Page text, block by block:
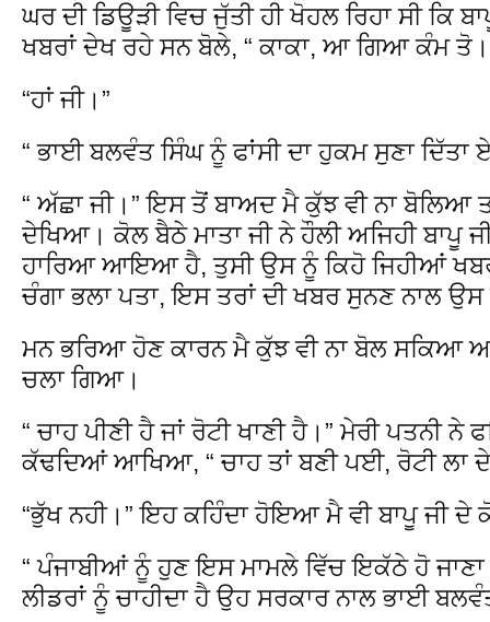
ਘਰ ਦੀ ਡਿਊੜੀ ਵਿਚ ਜੁੱਤੀ ਹੀ ਖੋਹਲ ਰਿਹਾ ਸੀ ਕਿ
ਖਬਰਾਂ ਦੇਖ ਰਹੇ ਸਨ ਬੋਲੇ, “ ਕਾਕਾ, ਆ ਗਿਆ ਕੰਮ
“ਹਾਂ ਜੀ।”
“ ਭਾਈ ਬਲਵੰਤ ਸਿੰਘ ਨੂੰ ਫਾਂਸੀ ਦਾ ਹੁਕਮ ਸੁਣਾ ਦਿੱਤਾ
“ ਅੱਛਾ ਜੀ।” ਇਸ ਤੋਂ ਬਾਅਦ ਮੈ ਕੁੱਝ ਵੀ ਨਾ ਬੋਲਿਆ
ਦੇਖਿਆ। ਕੋਲ ਬੈਠੇ ਮਾਤਾ ਜੀ ਨੇ ਹੌਲੀ ਅਜਿਹੀ ਬਾਪੂ
ਹਾਰਿਆ ਆਇਆ ਹੈ, ਤੁਸੀ ਉਸ ਨੂੰ ਕਿਹੋ ਜਿਹੀਆਂ
ਚੰਗਾ ਭਲਾ ਪਤਾ, ਇਸ ਤਰਾਂ ਦੀ ਖਬਰ ਸੁਨਣ ਨਾਲ ਉਸ
ਮਨ ਭਰਿਆ ਹੋਣ ਕਾਰਨ ਮੈ ਕੁੱਝ ਵੀ ਨਾ ਬੋਲ ਸਕਿਆ
ਚਲਾ ਗਿਆ।
“ ਚਾਹ ਪੀਣੀ ਹੈ ਜਾਂ ਰੋਟੀ ਖਾਣੀ ਹੈ।” ਮੇਰੀ ਪਤਨੀ
ਕੱਢਦਿਆਂ ਆਖਿਆ, “ ਚਾਹ ਤਾਂ ਬਣੀ ਪਈ, ਰੋਟੀ ਲਾ
“ਭੁੱਖ ਨਹੀ।” ਇਹ ਕਹਿੰਦਾ ਹੋਇਆ ਮੈ ਵੀ ਬਾਪੂ ਜੀ ਦੇ
“ ਪੰਜਾਬੀਆਂ ਨੂੰ ਹੁਣ ਇਸ ਮਾਮਲੇ ਵਿੱਚ ਇਕੱਠੇ ਹੋ ਜਾਣਾ
ਲੀਡਰਾਂ ਨੂੰ ਚਾਹੀਦਾ ਹੈ ਉਹ ਸਰਕਾਰ ਨਾਲ ਭਾਈ